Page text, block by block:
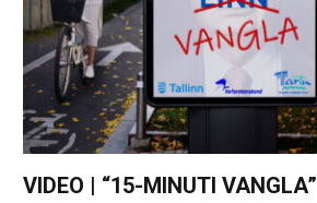
VIDEO | “15-MINUTI VANGLA”